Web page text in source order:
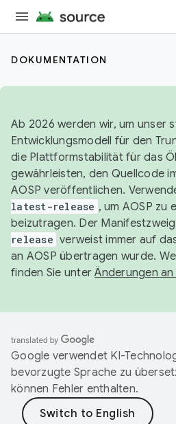
DOKUMENTATION
Ab 2026 werden wir, um unser
Entwicklungsmodell für den
die Plattformstabilität für das
gewährleisten, den Quellcode
AOSP veröffentlichen.
latest-release , um AOSP zu
beizutragen. Der Manifestzweig
release verweist immer auf
an AOSP übertragen wurde.
finden Sie unterÄnderungen an
Google verwendet KI-
bevorzugte Sprache zu
können Fehler enthalten.